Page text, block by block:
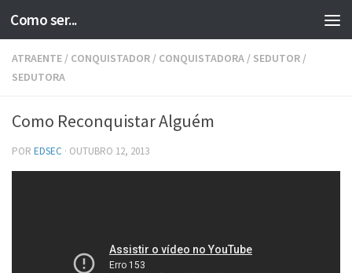
Skip to content
Como ser...
ATRAENTE / CONQUISTADOR / CONQUISTADORA / SEDUTOR /
SEDUTORA
Como Reconquistar Alguém
POR EDSEC · OUTUBRO 12, 2013